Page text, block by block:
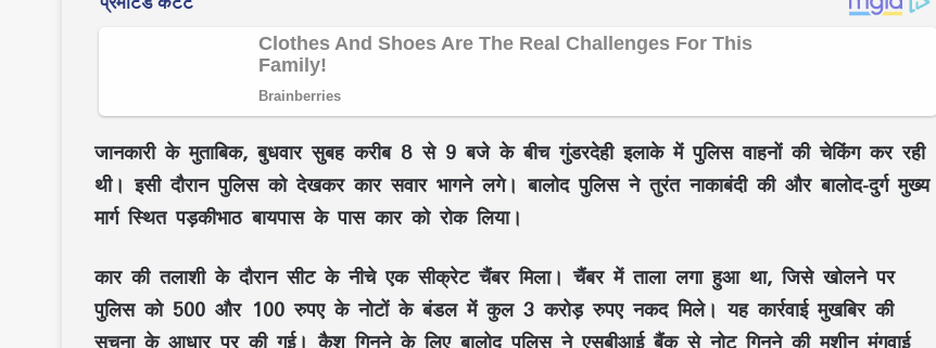
जानकारी के मुताबिक, बुधवार सुबह करीब 8 से 9 बजे के बीच गुंडरदेही इलाके में पुलिस वाहनों की चेकिंग कर रही
थी। इसी दौरान पुलिस को देखकर कार सवार भागने लगे। बालोद पुलिस ने तुरंत नाकाबंदी की और बालोद-दुर्ग मुख्य
मार्ग स्थित पड़कीभाठ बायपास के पास कार को रोक लिया।
कार की तलाशी के दौरान सीट के नीचे एक सीक्रेट चैंबर मिला। चैंबर में ताला लगा हुआ था, जिसे खोलने पर
पुलिस को 500 और 100 रुपए के नोटों के बंडल में कुल 3 करोड़ रुपए नकद मिले। यह कार्रवाई मुखबिर की